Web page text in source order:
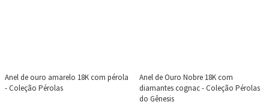
Anel de ouro amarelo 18K com pérola
- Coleção Pérolas
Anel de Ouro Nobre 18K com
diamantes cognac - Coleção Pérolas
do Gênesis